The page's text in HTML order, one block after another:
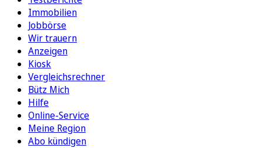
Immobilien
Jobbörse
Wir trauern
Anzeigen
Kiosk
Vergleichsrechner
Bütz Mich
Hilfe
Online-Service
Meine Region
Abo kündigen